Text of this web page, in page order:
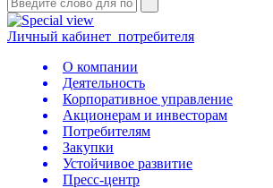
Личный кабинет потребителя
О компании
Деятельность
Корпоративное управление
Акционерам и инвесторам
Потребителям
Закупки
Устойчивое развитие
Пресс-центр